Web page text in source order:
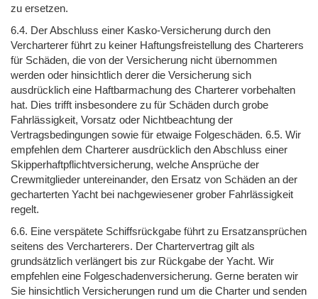
zu ersetzen.
6.4. Der Abschluss einer Kasko-Versicherung durch den
Vercharterer führt zu keiner Haftungsfreistellung des Charterers
für Schäden, die von der Versicherung nicht übernommen
werden oder hinsichtlich derer die Versicherung sich
ausdrücklich eine Haftbarmachung des Charterer vorbehalten
hat. Dies trifft insbesondere zu für Schäden durch grobe
Fahrlässigkeit, Vorsatz oder Nichtbeachtung der
Vertragsbedingungen sowie für etwaige Folgeschäden. 6.5. Wir
empfehlen dem Charterer ausdrücklich den Abschluss einer
Skipperhaftpflichtversicherung, welche Ansprüche der
Crewmitglieder untereinander, den Ersatz von Schäden an der
gecharterten Yacht bei nachgewiesener grober Fahrlässigkeit
regelt.
6.6. Eine verspätete Schiffsrückgabe führt zu Ersatzansprüchen
seitens des Vercharterers. Der Chartervertrag gilt als
grundsätzlich verlängert bis zur Rückgabe der Yacht. Wir
empfehlen eine Folgeschadenversicherung. Gerne beraten wir
Sie hinsichtlich Versicherungen rund um die Charter und senden